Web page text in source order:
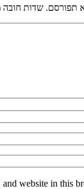
שדות חובה מסומנים
, email, and